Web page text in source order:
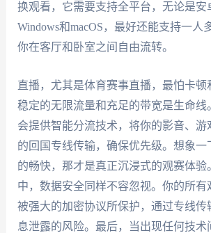
换观看，它需要支持全平台，无论是安
Windows和macOS，最好还能支持一人
你在客厅和卧室之间自由流转。
直播，尤其是体育赛事直播，最怕卡顿
稳定的无限流量和充足的带宽是生命线
会提供智能分流技术，将你的影音、游
的回国专线传输，确保优先级。想象一
的畅快，那才是真正沉浸式的观赛体验
中，数据安全同样不容忽视。你的所有
被强大的加密协议所保护，通过专线传
息泄露的风险。最后，当出现任何技术